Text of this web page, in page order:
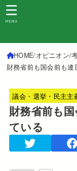
MENU
HOME オピニオン
財務省前も国会前も
議会・選挙・民主主
財務省前も
ている